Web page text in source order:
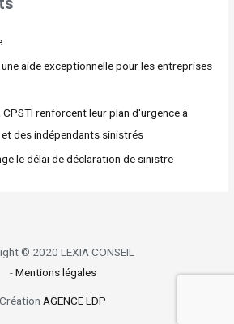
aide exceptionnelle pour les entreprises
renforcent leur plan d'urgence à
des indépendants sinistrés
le délai de déclaration de sinistre
© 2020 LEXIA CONSEIL
-Mentions légales
Création AGENCE LDP